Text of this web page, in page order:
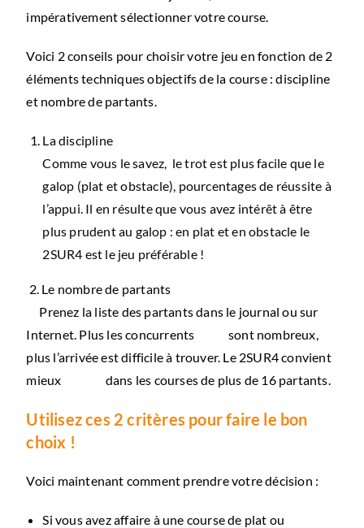
impérativement sélectionner votre course.
Voici 2 conseils pour choisir votre jeu en fonction de 2
éléments techniques objectifs de la course : discipline
et nombre de partants.
La discipline
Comme vous le savez, le trot est plus facile que le
galop (plat et obstacle), pourcentages de réussite à
l’appui. Il en résulte que vous avez intérêt à être
plus prudent au galop : en plat et en obstacle le
2SUR4 est le jeu préférable !
2. Le nombre de partants
Prenez la liste des partants dans le journal ou sur
Internet. Plus les concurrents sont nombreux,
plus l’arrivée est difficile à trouver. Le 2SUR4 convient
mieux dans les courses de plus de 16 partants.
Utilisez ces 2 critères pour faire le bon
choix !
Voici maintenant comment prendre votre décision :
Si vous avez affaire à une course de plat ou